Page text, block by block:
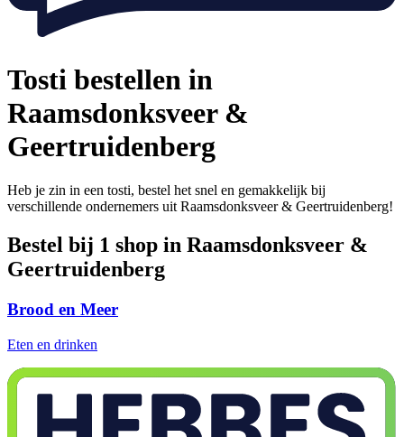
Tosti bestellen in
Raamsdonksveer &
Geertruidenberg
Heb je zin in een tosti, bestel het snel en gemakkelijk bij
verschillende ondernemers uit Raamsdonksveer & Geertruidenberg!
Bestel bij 1 shop in Raamsdonksveer &
Geertruidenberg
Brood en Meer
Eten en drinken